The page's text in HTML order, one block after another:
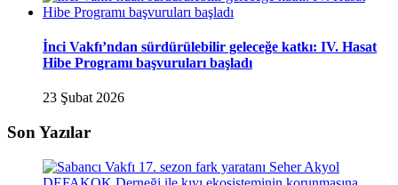
İnci Vakfı’ndan sürdürülebilir geleceğe katkı: IV. Hasat
Hibe Programı başvuruları başladı
23 Şubat 2026
Son Yazılar